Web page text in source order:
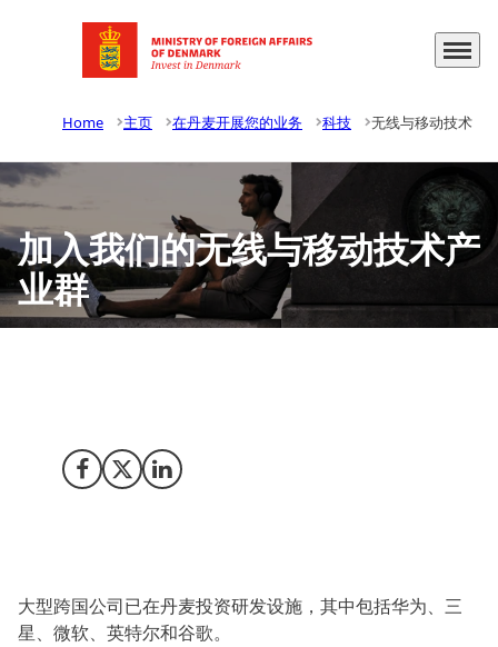
Go to frontpage Menu
Home 主页 在丹麦开展您的业务 科技 无线与移动技术
加入我们的无线与移动技术产
业群
Share on Facebook
Share on X (Twitter)
Share on LinkedIn
大型跨国公司已在丹麦投资研发设施，其中包括华为、三
星、微软、英特尔和谷歌。